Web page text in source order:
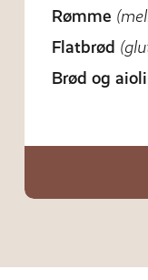
Rømme
Flatbrød
Brød og aioli